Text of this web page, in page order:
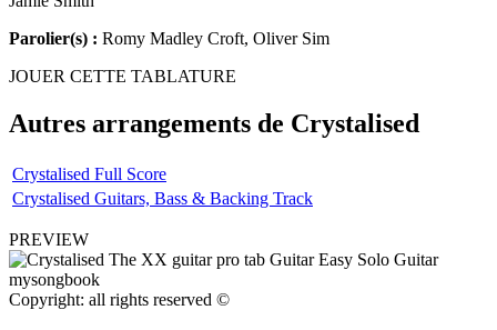
Parolier(s) : Romy Madley Croft, Oliver Sim
JOUER CETTE TABLATURE
Autres arrangements de Crystalised
Crystalised Full Score
Crystalised Guitars, Bass & Backing Track
PREVIEW
Copyright: all rights reserved ©